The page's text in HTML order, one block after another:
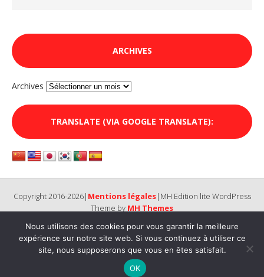
ARCHIVES
Archives
TRANSLATE (VIA GOOGLE TRANSLATE):
Copyright 2016-2026| Mentions légales|MH Edition lite WordPress
Theme by MH Themes
Nous utilisons des cookies pour vous garantir la meilleure
expérience sur notre site web. Si vous continuez à utiliser ce
site, nous supposerons que vous en êtes satisfait.
OK